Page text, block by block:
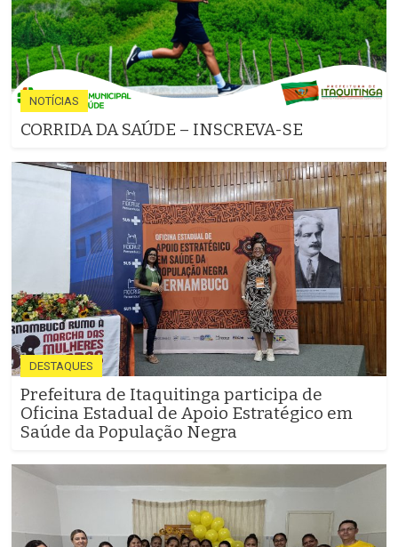
NOTÍCIAS
CORRIDA DA SAÚDE – INSCREVA-SE
DESTAQUES
Prefeitura de Itaquitinga participa de
Oficina Estadual de Apoio Estratégico em
Saúde da População Negra